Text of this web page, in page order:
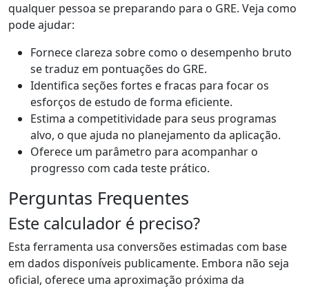
qualquer pessoa se preparando para o GRE. Veja como
pode ajudar:
Fornece clareza sobre como o desempenho bruto
se traduz em pontuações do GRE.
Identifica seções fortes e fracas para focar os
esforços de estudo de forma eficiente.
Estima a competitividade para seus programas
alvo, o que ajuda no planejamento da aplicação.
Oferece um parâmetro para acompanhar o
progresso com cada teste prático.
Perguntas Frequentes
Este calculador é preciso?
Esta ferramenta usa conversões estimadas com base
em dados disponíveis publicamente. Embora não seja
oficial, oferece uma aproximação próxima da